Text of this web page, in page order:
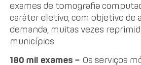
exames de tomografia
caráter eletivo, com objetivo de
demanda, muitas vezes
municípios.
180 mil exames – Os serviços